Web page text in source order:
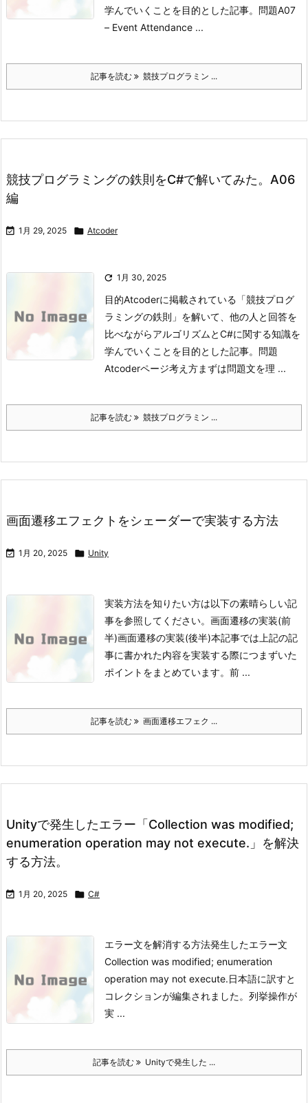
学んでいくことを目的とした記事。 問題A07
– Event Attendance ...
記事を読む 競技プログラミン ...
競技プログラミングの鉄則をC#で解いてみた。A06
編
 1月 29, 2025  Atcoder
 1月 30, 2025
目的Atcoderに掲載されている「競技プログ
ラミングの鉄則」を解いて、他の人と回答を
比べながらアルゴリズムとC#に関する知識を
学んでいくことを目的とした記事。 問題
Atcoderページ考え方まずは問題文を理 ...
記事を読む 競技プログラミン ...
画面遷移エフェクトをシェーダーで実装する方法
 1月 20, 2025  Unity
実装方法を知りたい方は以下の素晴らしい記
事を参照してください。 画面遷移の実装(前
半)画面遷移の実装(後半)本記事では上記の記
事に書かれた内容を実装する際につまずいた
ポイントをまとめています。 前 ...
記事を読む 画面遷移エフェク ...
Unityで発生したエラー「Collection was modified;
enumeration operation may not execute.」を解決
する方法。
 1月 20, 2025  C#
エラー文を解消する方法発生したエラー文
Collection was modified; enumeration
operation may not execute.日本語に訳すと
コレクションが編集されました。列挙操作が
実 ...
記事を読む Unityで発生した ...